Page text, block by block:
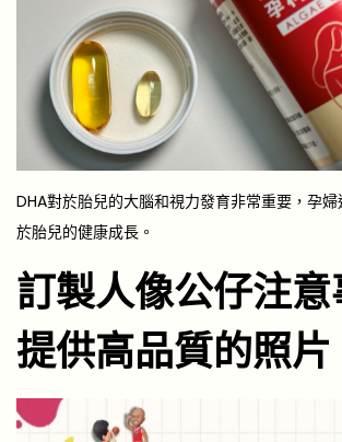
DHA對於胎兒的大腦和視力發育非常重要，孕
於胎兒的健康成長。
訂製人像公仔注意
提供高品質的照片